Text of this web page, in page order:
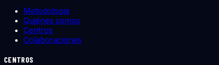
Metodología
Quiénes somos
Centros
Colaboraciones
CENTROS